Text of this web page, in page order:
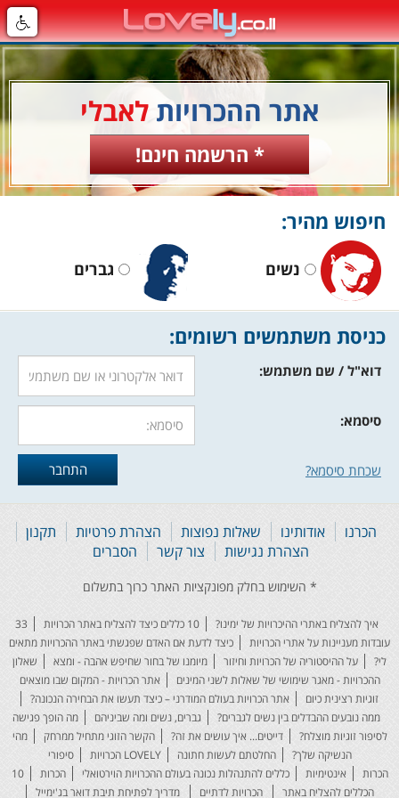
אתר ההכרויות לאבלי
* הרשמה חינם!
חיפוש מהיר:
נשים גברים
כניסת משתמשים רשומים:
דוא"ל / שם משתמש:
סיסמא:
שכחת סיסמא?
הכרנו אודותינו שאלות נפוצות הצהרת פרטיות
תקנון
הצהרת נגישות
צור קשר הסברים
איך להצליח באתרי ההיכרויות של ימינו? 10 כללים כיצד להצליח באתר הכרויות
33
עובדות מעניינות על אתרי הכרויות
כיצד לדעת אם האדם שפגשתי באתר ההכרויות מתאים
לי?
על ההיסטוריה של הכרויות וחיזור מיומנו של בחור שחיפש אהבה - ומצא
שאלון
ההכרויות - מאגר שימושי של שאלות לשני המינים
אתר הכרויות - המקום שבו מוצאים
זוגיות רצינית כיום
אתר הכרויות בעולם המודרני – כיצד תעשו את הבחירה הנכונה?
ממה נובעים ההבדלים בין נשים לגברים?
גברים, נשים ומה שביניהם
מה הופך פגישה
לסיפור זוגיות מוצלח?
דייטים... איך עושים את זה? הקשר הזוגי מתחיל ממרחק
מהי
הנשיקה שלך?
החלטתם לעשות חתונה LOVELY הכרויות
סיפורי
הכרות
אינטימיות כללים להתנהלות נכונה בעולם ההכרויות הוירטואלי הכרות
10
הכללים להצליח באתר
הכרויות לדתיים מדריך לפתיחת תיבת דואר בג'ימייל